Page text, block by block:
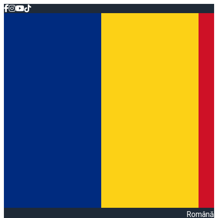
Română